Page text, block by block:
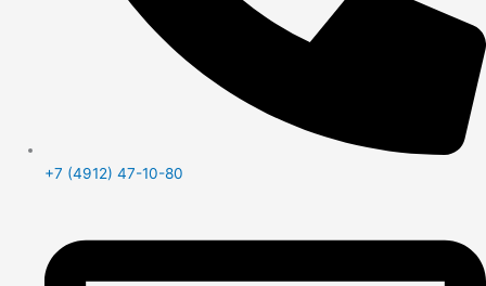
+7 (4912) 47-10-80